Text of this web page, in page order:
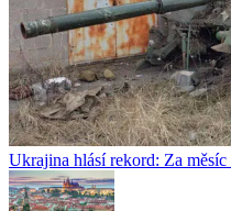
Ukrajina hlásí rekord: Za měsíc